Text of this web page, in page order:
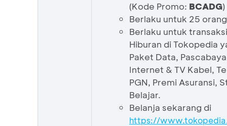
(Kode Promo: BCADG)
Berlaku untuk 25
Berlaku untuk
Hiburan di Tokopedia
Paket Data,
Internet & TV Kabel,
PGN, Premi Asuransi,
Belajar.
Belanja sekarang di
https://